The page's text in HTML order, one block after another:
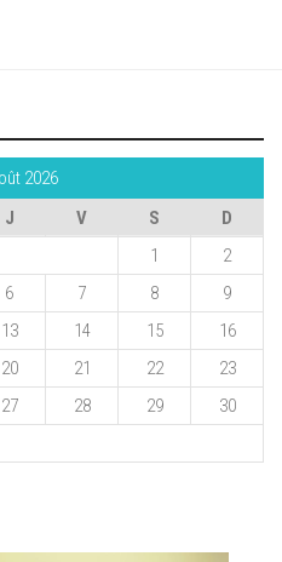
2026
J V S
D
1
2
6 7 8
9
13 14 15
16
20 21 22
23
27 28 29
30